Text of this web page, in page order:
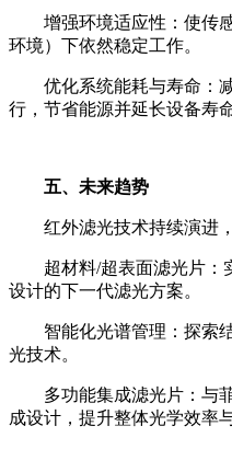
增强环境适应性：使传
环境）下依然稳定工作。
优化系统能耗与寿命：
行，节省能源并延长设备寿命
五、未来趋势
红外滤光技术持续演进
超材料/超表面滤光片：
设计的下一代滤光方案。
智能化光谱管理：探索
光技术。
多功能集成滤光片：与
成设计，提升整体光学效率